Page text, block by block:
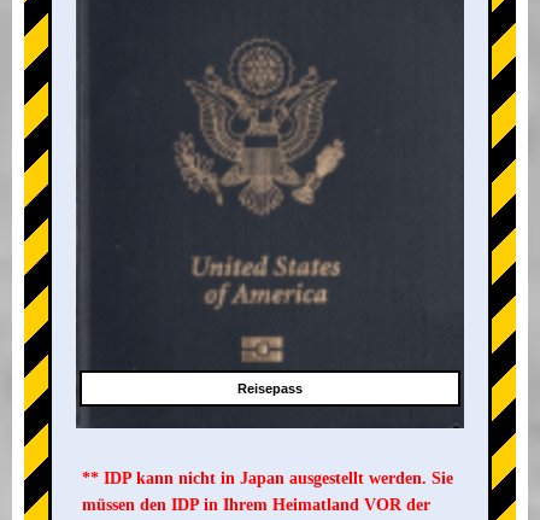
Reisepass
** IDP kann nicht in Japan ausgestellt werden. Sie
müssen den IDP in Ihrem Heimatland VOR der